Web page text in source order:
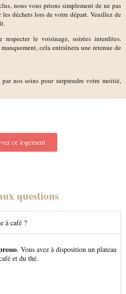
nous vous prions simplement de ne pas
déchets lors de votre départ. Veuillez de
respecter le voisinage, soirées interdites.
cela entraînera une retenue de
par nos soins pour surprendre votre moitié,
ce logement
questions
à café ?
. Vous avez à disposition un plateau
et du thé.